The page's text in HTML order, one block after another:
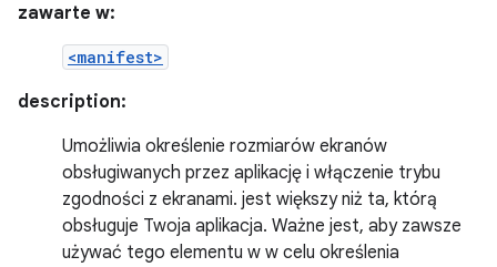
zawarte w:
<manifest>
description:
Umożliwia określenie rozmiarów ekranów
obsługiwanych przez aplikację i włączenie trybu
zgodności z ekranami. jest większy niż ta, którą
obsługuje Twoja aplikacja. Ważne jest, aby zawsze
używać tego elementu w w celu określenia